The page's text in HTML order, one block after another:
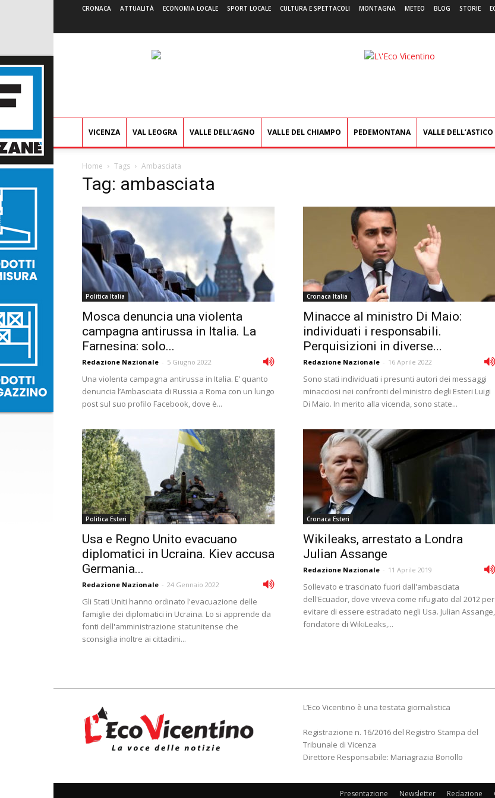
CRONACA ATTUALITÀ ECONOMIA LOCALE SPORT LOCALE CULTURA E SPETTACOLI MONTAGNA METEO BLOG STORIE
L'Eco
VICENZA VAL LEOGRA VALLE DELL’AGNO VALLE DEL CHIAMPO PEDEMONTANA VALLE DELL’ASTICO
Home Tags Ambasciata
Tag: ambasciata
Politica Italia
Mosca denuncia una violenta
campagna antirussa in Italia. La
Farnesina: solo...
Redazione Nazionale - 5 Giugno 2022
Una violenta campagna antirussa in Italia. E’ quanto
denuncia l’Ambasciata di Russia a Roma con un lungo
post sul suo profilo Facebook, dove è...
Cronaca Italia
Minacce al ministro Di Maio:
individuati i responsabili.
Perquisizioni in diverse...
Redazione Nazionale - 16 Aprile 2022
Sono stati individuati i presunti autori dei messaggi
minacciosi nei confronti del ministro degli Esteri Luigi
Di Maio. In merito alla vicenda, sono state...
Politica Esteri
Usa e Regno Unito evacuano
diplomatici in Ucraina. Kiev accusa
Germania...
Redazione Nazionale - 24 Gennaio 2022
Gli Stati Uniti hanno ordinato l'evacuazione delle
famiglie dei diplomatici in Ucraina. Lo si apprende da
fonti dell'amministrazione statunitense che
sconsiglia inoltre ai cittadini...
Cronaca Esteri
Wikileaks, arrestato a Londra
Julian Assange
Redazione Nazionale - 11 Aprile 2019
Sollevato e trascinato fuori dall'ambasciata
dell'Ecuador, dove viveva come rifugiato dal 2012 per
evitare di essere estradato negli Usa. Julian Assange,
fondatore di WikiLeaks,...
L’Eco Vicentino è una testata giornalistica
Registrazione n. 16/2016 del Registro Stampa del
Tribunale di Vicenza
Direttore Responsabile: Mariagrazia Bonollo
Presentazione Newsletter Redazione